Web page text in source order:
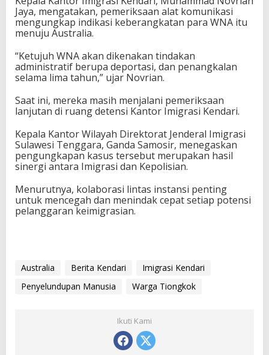
Jaya, mengatakan, pemeriksaan alat komunikasi
mengungkap indikasi keberangkatan para WNA itu
menuju Australia.
“Ketujuh WNA akan dikenakan tindakan
administratif berupa deportasi, dan penangkalan
selama lima tahun,” ujar Novrian.
Saat ini, mereka masih menjalani pemeriksaan
lanjutan di ruang detensi Kantor Imigrasi Kendari.
Kepala Kantor Wilayah Direktorat Jenderal Imigrasi
Sulawesi Tenggara, Ganda Samosir, menegaskan
pengungkapan kasus tersebut merupakan hasil
sinergi antara Imigrasi dan Kepolisian.
Menurutnya, kolaborasi lintas instansi penting
untuk mencegah dan menindak cepat setiap potensi
pelanggaran keimigrasian.
Australia Berita Kendari
Imigrasi Kendari
Penyelundupan Manusia
Warga Tiongkok
Ikuti Kami